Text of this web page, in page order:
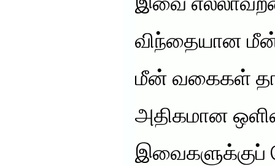
இவை
விந்தையான மீன்
மீன் வகைகள்
அதிகமான
இவைகளுக்குப்